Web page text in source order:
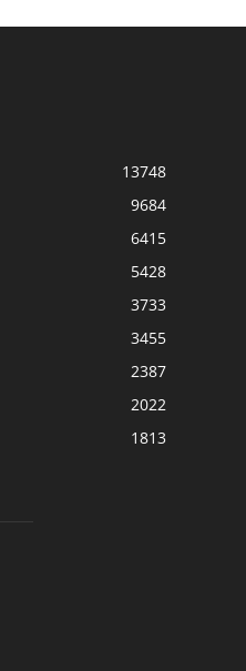
13748
9684
6415
5428
3733
3455
2387
2022
1813